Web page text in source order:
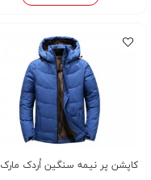
کاپشن پر نیمه سنگین اُردک مارک